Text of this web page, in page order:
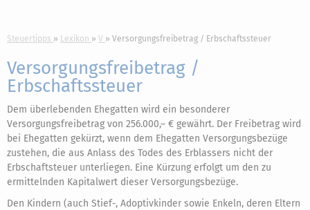
Steuertipps Lexikon V Versorgungsfreibetrag / Erbschaftssteuer
Versorgungsfreibetrag /
Erbschaftssteuer
Dem überlebenden Ehegatten wird ein besonderer
Versorgungsfreibetrag von 256.000,– € gewährt. Der Freibetrag wird
bei Ehegatten gekürzt, wenn dem Ehegatten Versorgungsbezüge
zustehen, die aus Anlass des Todes des Erblassers nicht der
Erbschaftsteuer unterliegen. Eine Kürzung erfolgt um den zu
ermittelnden Kapitalwert dieser Versorgungsbezüge.
Den Kindern (auch Stief-, Adoptivkinder sowie Enkeln, deren Eltern